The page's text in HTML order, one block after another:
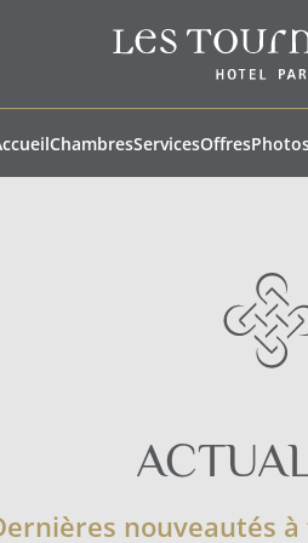
ChambresServicesOffres
nouveautés